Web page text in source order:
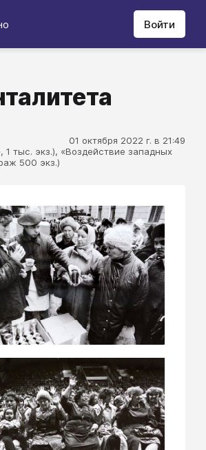
Войти
01 октября 2022 г. в 21:49
тыс. экз.), «Воздействие западных
500 экз.)